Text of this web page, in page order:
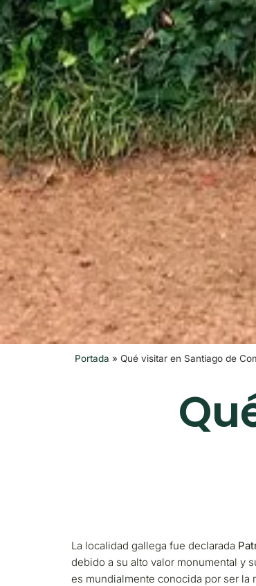
Portada » Qué visitar en Santiago de
La localidad gallega fue declarada
debido a su alto valor monumental y
es mundialmente conocida por ser la